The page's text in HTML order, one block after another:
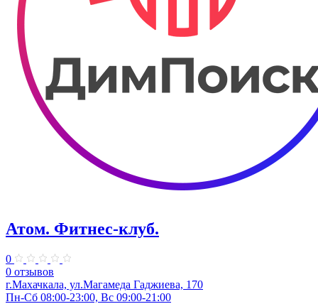
Атом. Фитнес-клуб.
0
0 отзывов
г.Махачкала, ул.​Магамеда Гаджиева, 170
Пн-Сб 08:00-23:00, Вс 09:00-21:00